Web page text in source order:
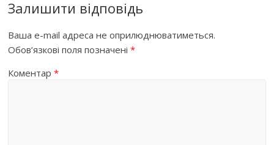
Залишити відповідь
Ваша e-mail адреса не оприлюднюватиметься.
Обов’язкові поля позначені*
Коментар*